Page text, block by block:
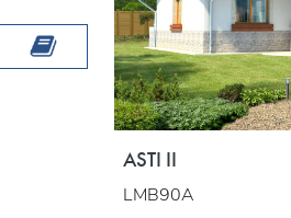
ASTI II
LMB90A